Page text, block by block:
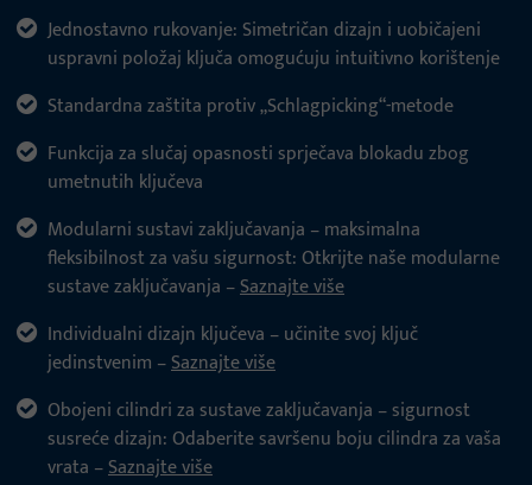
Jednostavno rukovanje: Simetričan dizajn i uobičajeni
uspravni položaj ključa omogućuju intuitivno korištenje
Standardna zaštita protiv „Schlagpicking“-metode
Funkcija za slučaj opasnosti sprječava blokadu zbog
umetnutih ključeva
Modularni sustavi zaključavanja – maksimalna
fleksibilnost za vašu sigurnost: Otkrijte naše modularne
sustave zaključavanja –Saznajte više
Individualni dizajn ključeva – učinite svoj ključ
jedinstvenim –Saznajte više
Obojeni cilindri za sustave zaključavanja – sigurnost
susreće dizajn: Odaberite savršenu boju cilindra za vaša
vrata –Saznajte više